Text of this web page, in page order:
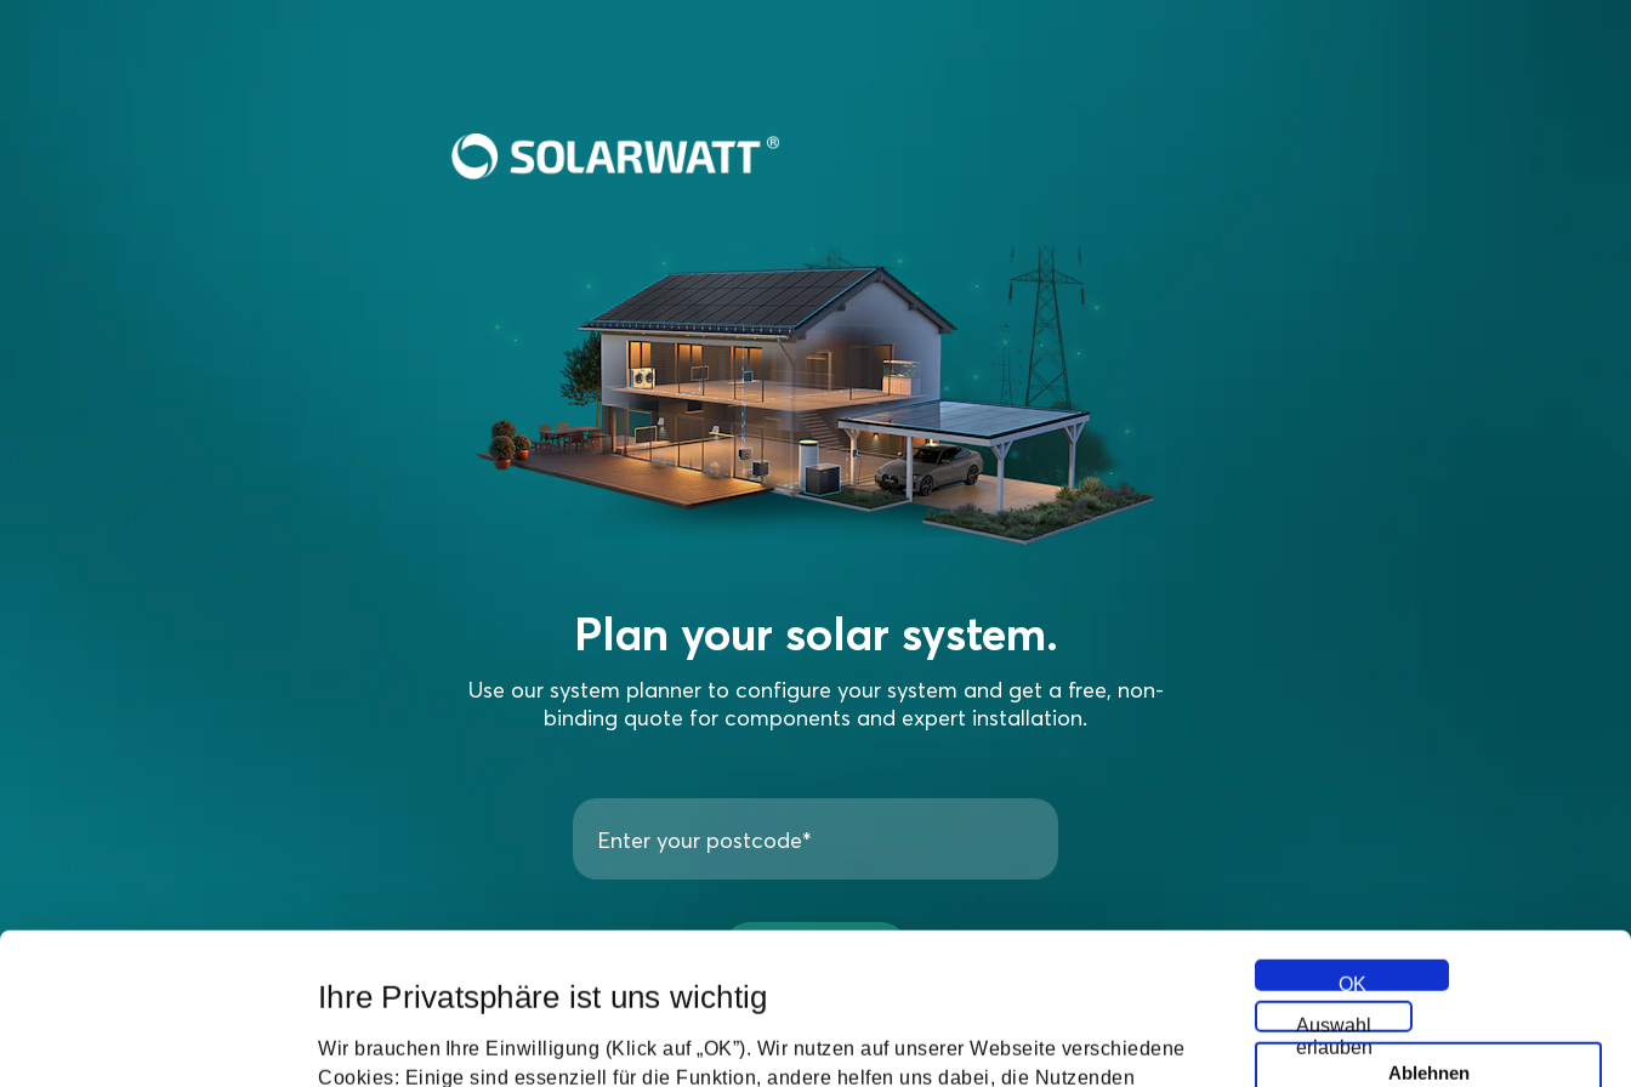
Ihre Privatsphäre ist uns wichtig
Wir brauchen Ihre Einwilligung (Klick auf „OK”). Wir nutzen auf unserer Webseite verschiedene
Cookies: Einige sind essenziell für die Funktion, andere helfen uns dabei, die Nutzenden
OK
Auswahl
erlauben
Ablehnen
Plan your solar system.
Use our system planner to configure your system and get a free, non-
binding quote for components and expert installation.